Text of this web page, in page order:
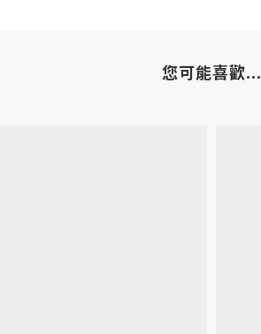
您可能喜歡...